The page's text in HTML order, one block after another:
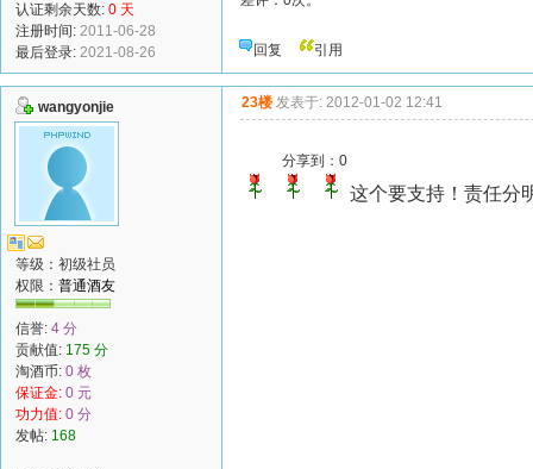
认证剩余天数: 0 天
注册时间: 2011-06-28
最后登录: 2021-08-26 回复 引用
wangyonjie
等级：初级社员
权限： 普通酒友
信誉: 4 分
贡献值: 175 分
淘酒币: 0 枚
保证金: 0 元
功力值: 0 分
发帖: 168
23楼 发表于: 2012-01-02 12:41
分享到： 0
这个要支持！责任分